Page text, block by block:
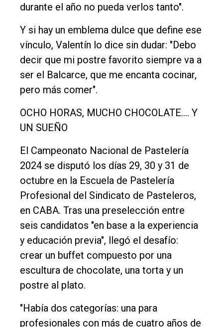
durante el año no pueda verlos tanto".
Y si hay un emblema dulce que define ese
vínculo, Valentín lo dice sin dudar: "Debo
decir que mi postre favorito siempre va a
ser el Balcarce, que me encanta cocinar,
pero más comer".
OCHO HORAS, MUCHO CHOCOLATE…. Y
UN SUEÑO
El Campeonato Nacional de Pastelería
2024 se disputó los días 29, 30 y 31 de
octubre en la Escuela de Pastelería
Profesional del Sindicato de Pasteleros,
en CABA. Tras una preselección entre
seis candidatos "en base a la experiencia
y educación previa", llegó el desafío:
crear un buffet compuesto por una
escultura de chocolate, una torta y un
postre al plato.
"Había dos categorías: una para
profesionales con más de cuatro años de